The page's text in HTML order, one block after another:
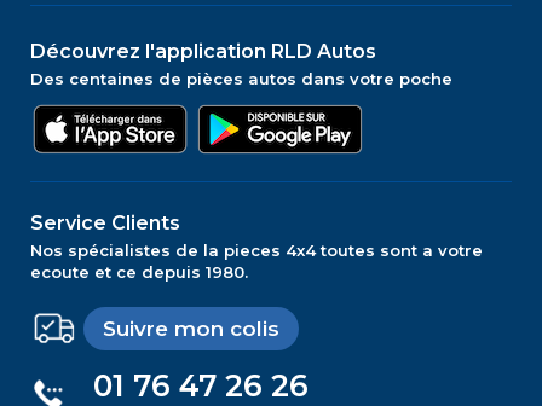
Découvrez l'application RLD Autos
Des centaines de pièces autos dans votre poche
Service Clients
Nos spécialistes de la pieces 4x4 toutes sont a votre
ecoute et ce depuis 1980.
Suivre mon colis
01 76 47 26 26